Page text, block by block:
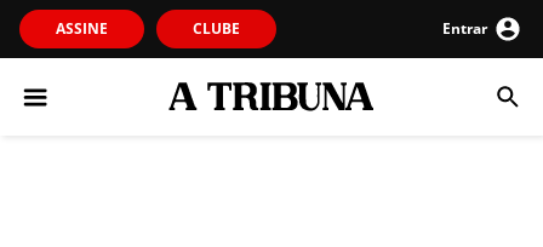
ASSINE CLUBE Entrar